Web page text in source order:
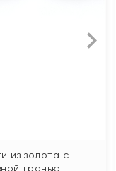
из золота с
гранью